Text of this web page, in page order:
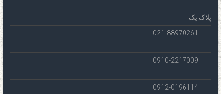
پلاک یک
021-88970261
0910-2217009
0912-0196114